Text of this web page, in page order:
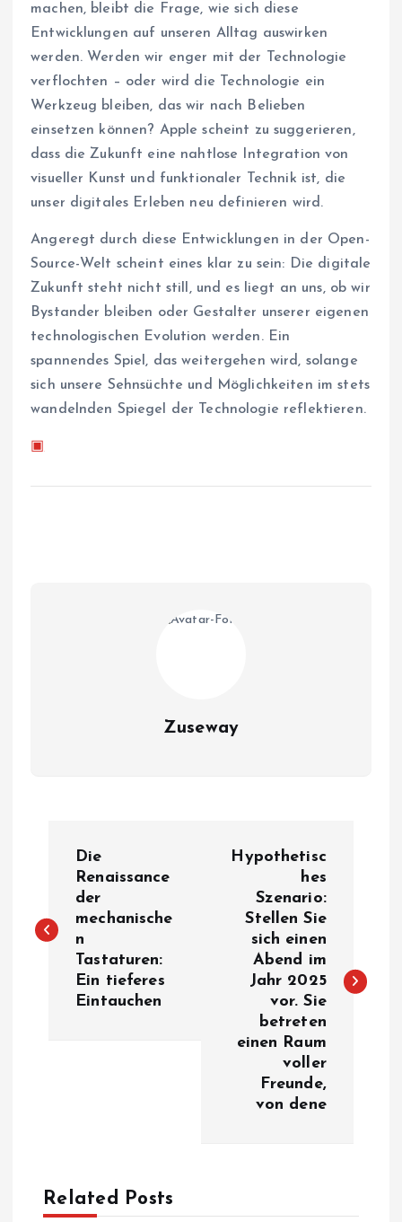
machen, bleibt die Frage, wie sich diese
Entwicklungen auf unseren Alltag auswirken
werden. Werden wir enger mit der Technologie
verflochten – oder wird die Technologie ein
Werkzeug bleiben, das wir nach Belieben
einsetzen können? Apple scheint zu suggerieren,
dass die Zukunft eine nahtlose Integration von
visueller Kunst und funktionaler Technik ist, die
unser digitales Erleben neu definieren wird.
Angeregt durch diese Entwicklungen in der Open-
Source-Welt scheint eines klar zu sein: Die digitale
Zukunft steht nicht still, und es liegt an uns, ob wir
Bystander bleiben oder Gestalter unserer eigenen
technologischen Evolution werden. Ein
spannendes Spiel, das weitergehen wird, solange
sich unsere Sehnsüchte und Möglichkeiten im stets
wandelnden Spiegel der Technologie reflektieren.
▣
Zuseway
i
n
Die
Renaissance
der
mechanische
n
Tastaturen:
Ein tieferes
Eintauchen
Hypothetisc
hes
Szenario:
Stellen Sie
sich einen
Abend im
Jahr 2025
vor. Sie
betreten
einen Raum
voller
Freunde,
von dene
Related Posts